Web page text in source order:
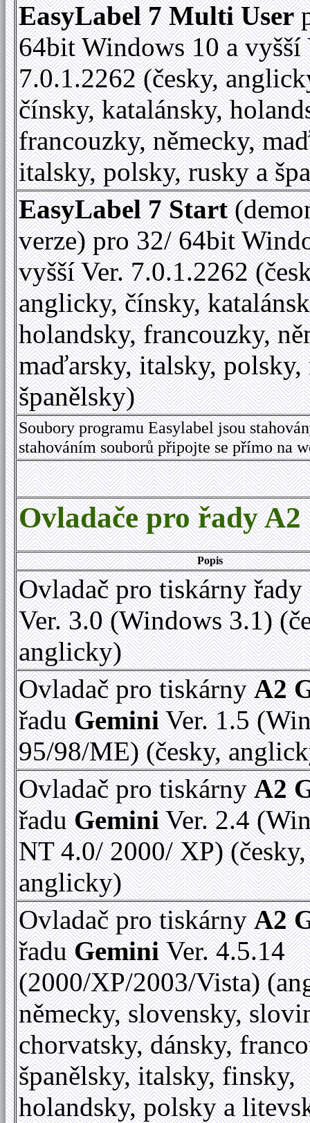
EasyLabel 7 Multi User
64bit Windows 10 a vyšší
7.0.1.2262 (česky,
čínsky, katalánsky,
francouzky, německy,
italsky, polsky, rusky a
EasyLabel 7 Start
verze) pro 32/ 64bit
vyšší Ver. 7.0.1.2262
anglicky, čínsky,
holandsky, francouzky,
maďarsky, italsky, polsky,
španělsky)
Soubory programu Easylabel jsou
stahováním souborů připojte se přímo na
Ovladače pro řady
Popis
Ovladač pro tiskárny řady
Ver. 3.0 (Windows 3.1)
anglicky)
Ovladač pro tiskárnyA2
řaduGeminiVer. 1.5
95/98/ME) (česky,
Ovladač pro tiskárnyA2
řaduGeminiVer. 2.4
NT 4.0/ 2000/ XP) (česky,
anglicky)
Ovladač pro tiskárnyA2
řaduGeminiVer. 4.5.14
(2000/XP/2003/Vista)
německy, slovensky,
chorvatsky, dánsky,
španělsky, italsky, finsky,
holandsky, polsky a